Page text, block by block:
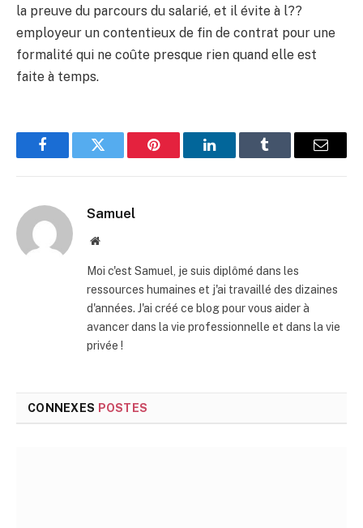
la preuve du parcours du salarié, et il évite à l??
employeur un contentieux de fin de contrat pour une
formalité qui ne coûte presque rien quand elle est
faite à temps.
FacebookTwitter Pinterest LinkedInTumblr
E-
Samuel
Site
Moi c'est Samuel, je suis diplômé dans les
ressources humaines et j'ai travaillé des dizaines
d'années. J'ai créé ce blog pour vous aider à
avancer dans la vie professionnelle et dans la vie
privée !
CONNEXES POSTES